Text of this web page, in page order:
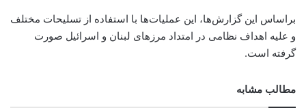
براساس این گزارش‌ها، این عملیات‌ها با استفاده از تسلیحات مختلف
و علیه اهداف نظامی در امتداد مرزهای لبنان و اسرائیل صورت
گرفته است.
مطالب مشابه